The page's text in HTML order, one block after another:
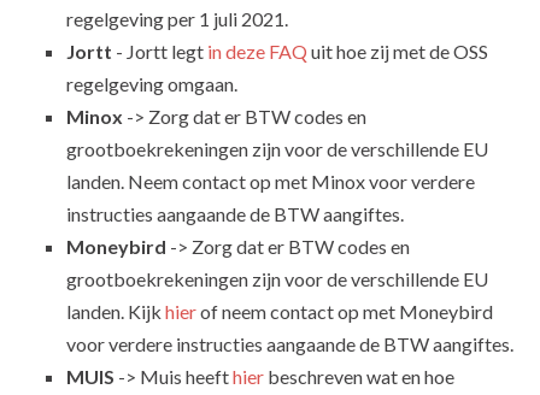
regelgeving per 1 juli 2021.
Jortt - Jortt legt in deze FAQ uit hoe zij met de OSS
regelgeving omgaan.
Minox -> Zorg dat er BTW codes en
grootboekrekeningen zijn voor de verschillende EU
landen. Neem contact op met Minox voor verdere
instructies aangaande de BTW aangiftes.
Moneybird -> Zorg dat er BTW codes en
grootboekrekeningen zijn voor de verschillende EU
landen. Kijk hierof neem contact op met Moneybird
voor verdere instructies aangaande de BTW aangiftes.
MUIS -> Muis heefthier beschreven wat en hoe